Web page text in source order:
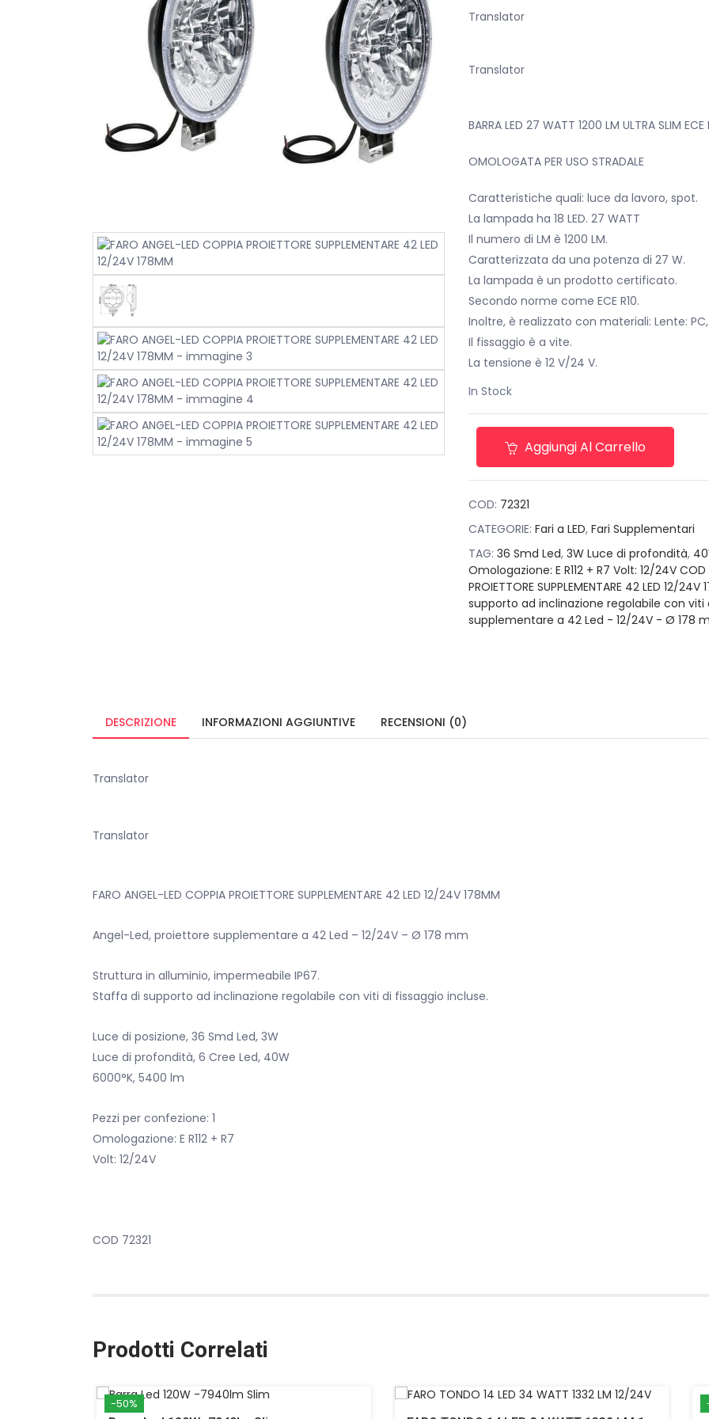
originale
€400,00.
Translator
Translator
BARRA LED 27 WATT 1200 LM ULTRA SLIM
OMOLOGATA PER USO STRADALE
Caratteristiche quali: luce da lavoro, spot.
La lampada ha 18 LED. 27 WATT
Il numero di LM è 1200 LM.
Caratterizzata da una potenza di 27 W.
La lampada è un prodotto certificato.
Secondo norme come ECE R10.
Inoltre, è realizzato con materiali: Lente:
Il fissaggio è a vite.
La tensione è 12 V/24 V.
In Stock
Aggiungi Al Carrello
COD: 72321
CATEGORIE: Fari a LED, Fari Supplementari
TAG: 36 Smd Led, 3W Luce di profondità,
Omologazione: E R112 + R7 Volt: 12/24V COD
PROIETTORE SUPPLEMENTARE 42 LED 12/
supporto ad inclinazione regolabile con viti
supplementare a 42 Led - 12/24V - Ø 178
DESCRIZIONE INFORMAZIONI AGGIUNTIVE RECENSIONI (0)
Translator
Translator
FARO ANGEL-LED COPPIA PROIETTORE SUPPLEMENTARE 42 LED 12/24V 178MM
Angel-Led, proiettore supplementare a 42 Led – 12/24V – Ø 178 mm
Struttura in alluminio, impermeabile IP67.
Staffa di supporto ad inclinazione regolabile con viti di fissaggio incluse.
Luce di posizione, 36 Smd Led, 3W
Luce di profondità, 6 Cree Led, 40W
6000°K, 5400 lm
Pezzi per confezione: 1
Omologazione: E R112 + R7
Volt: 12/24V
COD 72321
Prodotti Correlati
-50%